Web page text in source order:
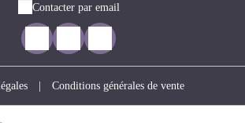
Contacter par email
| Conditions générales de vente